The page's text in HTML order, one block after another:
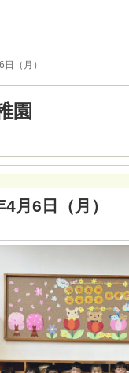
（月）
園
月6日（月）